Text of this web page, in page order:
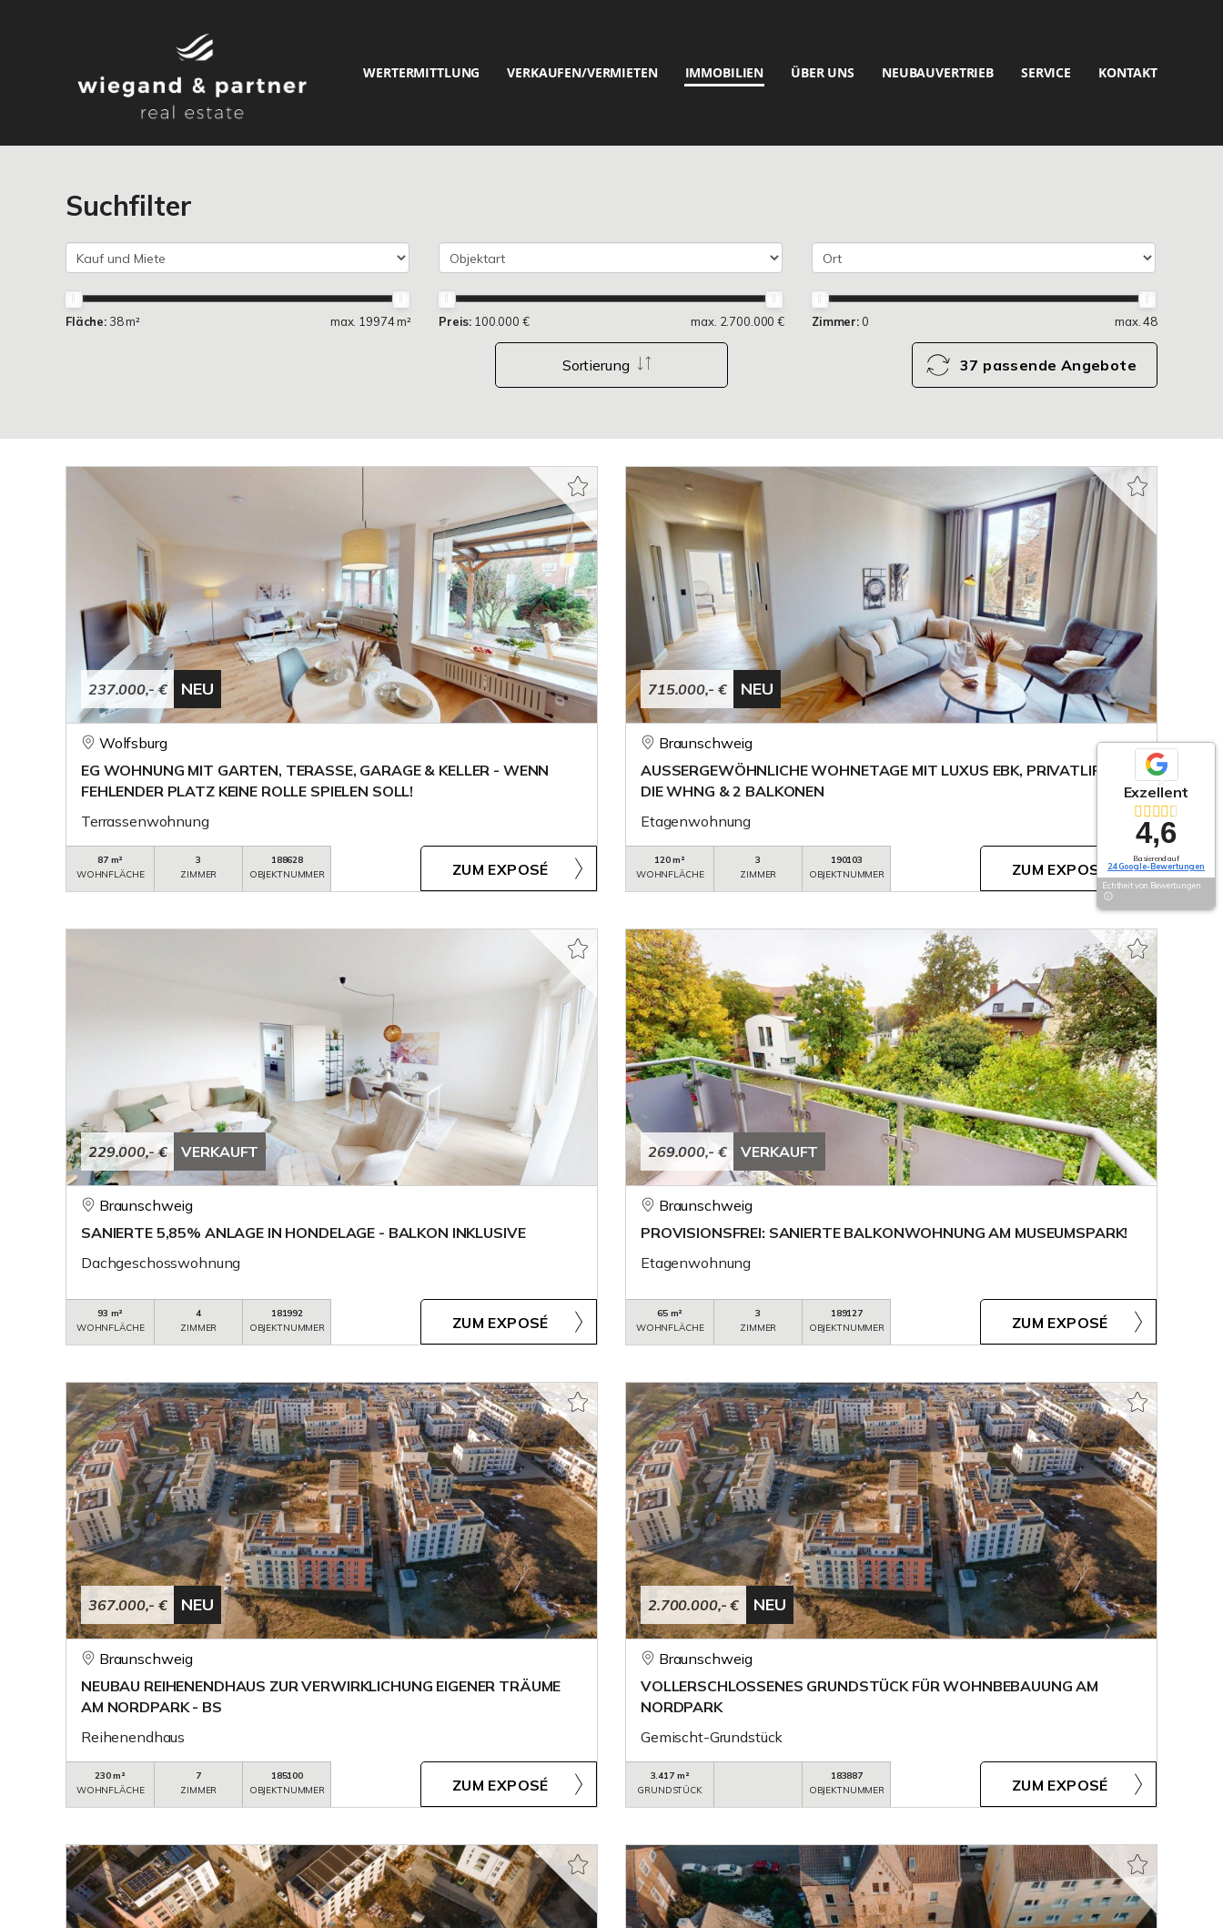
WERTERMITTLUNG VERKAUFEN/VERMIETEN IMMOBILIEN ÜBER UNS NEUBAUVERTRIEB SERVICE KONTAKT
Suchfilter
Fläche: 38 m² max. 19974 m² Preis: 100.000 € max. 2.700.000 € Zimmer: 0 max. 48
Sortierung 37 passende Angebote
237.000,- € NEU
Wolfsburg
EG WOHNUNG MIT GARTEN, TERASSE, GARAGE & KELLER - WENN
FEHLENDER PLATZ KEINE ROLLE SPIELEN SOLL!
Terrassenwohnung
87 m²
WOHNFLÄCHE
3
ZIMMER
188628
OBJEKTNUMMER
ZUM EXPOSÉ
715.000,- € NEU
Braunschweig
AUSSERGEWÖHNLICHE WOHNETAGE MIT LUXUS EBK, PRIVATLIFT IN
DIE WHNG & 2 BALKONEN
Etagenwohnung
120 m²
WOHNFLÄCHE
3
ZIMMER
190103
OBJEKTNUMMER
ZUM EXPOSÉ
229.000,- € VERKAUFT
Braunschweig
SANIERTE 5,85% ANLAGE IN HONDELAGE - BALKON INKLUSIVE
Dachgeschosswohnung
93 m²
WOHNFLÄCHE
4
ZIMMER
181992
OBJEKTNUMMER
ZUM EXPOSÉ
269.000,- € VERKAUFT
Braunschweig
PROVISIONSFREI: SANIERTE BALKONWOHNUNG AM MUSEUMSPARK!
Etagenwohnung
65 m²
WOHNFLÄCHE
3
ZIMMER
189127
OBJEKTNUMMER
ZUM EXPOSÉ
367.000,- € NEU
Braunschweig
NEUBAU REIHENENDHAUS ZUR VERWIRKLICHUNG EIGENER TRÄUME
AM NORDPARK - BS
Reihenendhaus
230 m²
WOHNFLÄCHE
7
ZIMMER
185100
OBJEKTNUMMER
ZUM EXPOSÉ
2.700.000,- € NEU
Braunschweig
VOLLERSCHLOSSENES GRUNDSTÜCK FÜR WOHNBEBAUUNG AM
NORDPARK
Gemischt-Grundstück
3.417 m²
GRUNDSTÜCK
183887
OBJEKTNUMMER
ZUM EXPOSÉ
Exzellent
4,6
Basierend auf
24 Google-Bewertungen
Echtheit von Bewertungen